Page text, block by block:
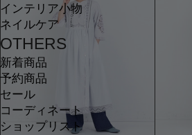
インテリア小物
ネイルケア
OTHERS
新着商品
予約商品
セール
コーディネート
ショップリスト